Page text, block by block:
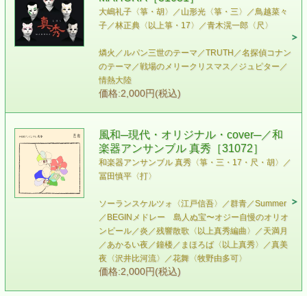
大嶋礼子〈箏・胡〉／山形光〈箏・三〉／鳥越菜々
子／林正典〈以上箏・17〉／青木滉一郎〈尺〉
燐火／ルパン三世のテーマ／TRUTH／名探偵コナン
のテーマ／戦場のメリークリスマス／ジュピター／
情熱大陸
価格:2,000円(税込)
風和─現代・オリジナル・cover─／和
楽器アンサンブル 真秀［31072］
和楽器アンサンブル 真秀〈箏・三・17・尺・胡〉／
冨田慎平〈打〉
ソーランスケルツォ〈江戸信吾〉／群青／Summer
／BEGINメドレー 島人ぬ宝〜オジー自慢のオリオ
ンビール／炎／残響散歌〈以上真秀編曲〉／天満月
／あかるい夜／鐘楼／まほろば〈以上真秀〉／真美
夜〈沢井比河流〉／花舞〈牧野由多可〉
価格:2,000円(税込)